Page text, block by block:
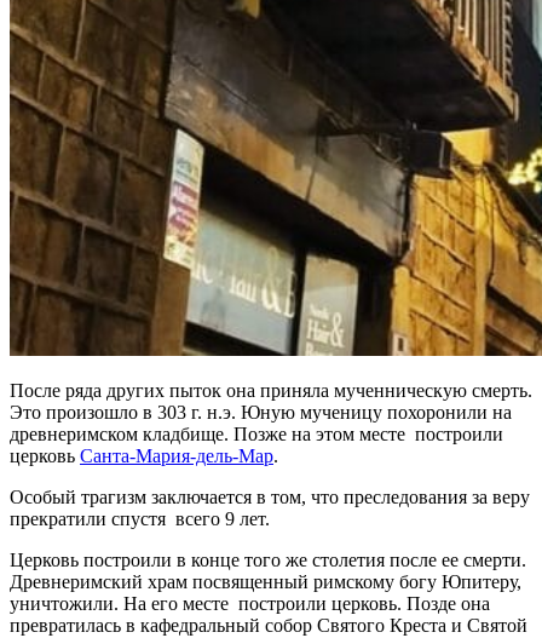
После ряда других пыток она приняла мученническую смерть.
Это произошло в 303 г. н.э. Юную мученицу похоронили на
древнеримском кладбище. Позже на этом месте построили
церковь Санта-Мария-дель-Мар.
Особый трагизм заключается в том, что преследования за веру
прекратили спустя всего 9 лет.
Церковь построили в конце того же столетия после ее смерти.
Древнеримский храм посвященный римскому богу Юпитеру,
уничтожили. На его месте построили церковь. Позде она
превратилась в кафедральный собор Святого Креста и Святой